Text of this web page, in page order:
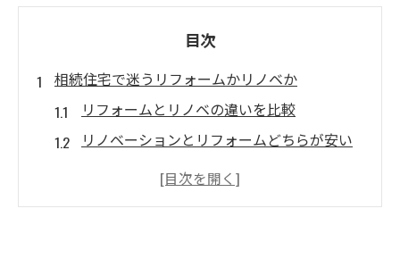
目次
相続住宅で迷うリフォームかリノベか
リフォームとリノベの違いを比較
リノベーションとリフォームどちらが安い